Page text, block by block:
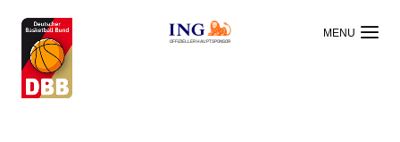
OFFIZIELLER HAUPTSPONSOR